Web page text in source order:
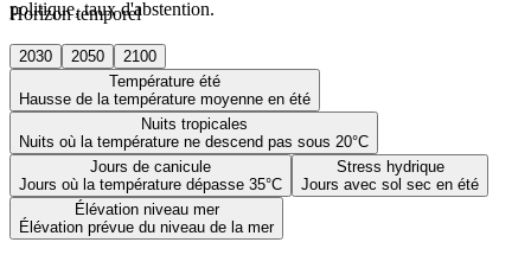
Horizon temporel
2030 2050
2100
Température été
Hausse de la température moyenne en été
Nuits tropicales
Nuits où la température ne descend pas sous 20°C
Jours de canicule
Jours où la température dépasse 35°C
Stress hydrique
Jours avec sol sec en été
Élévation niveau mer
Élévation prévue du niveau de la mer
politique, taux d'abstention.